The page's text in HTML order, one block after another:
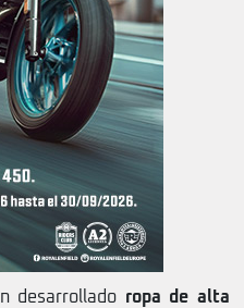
desarrollado ropa de alta